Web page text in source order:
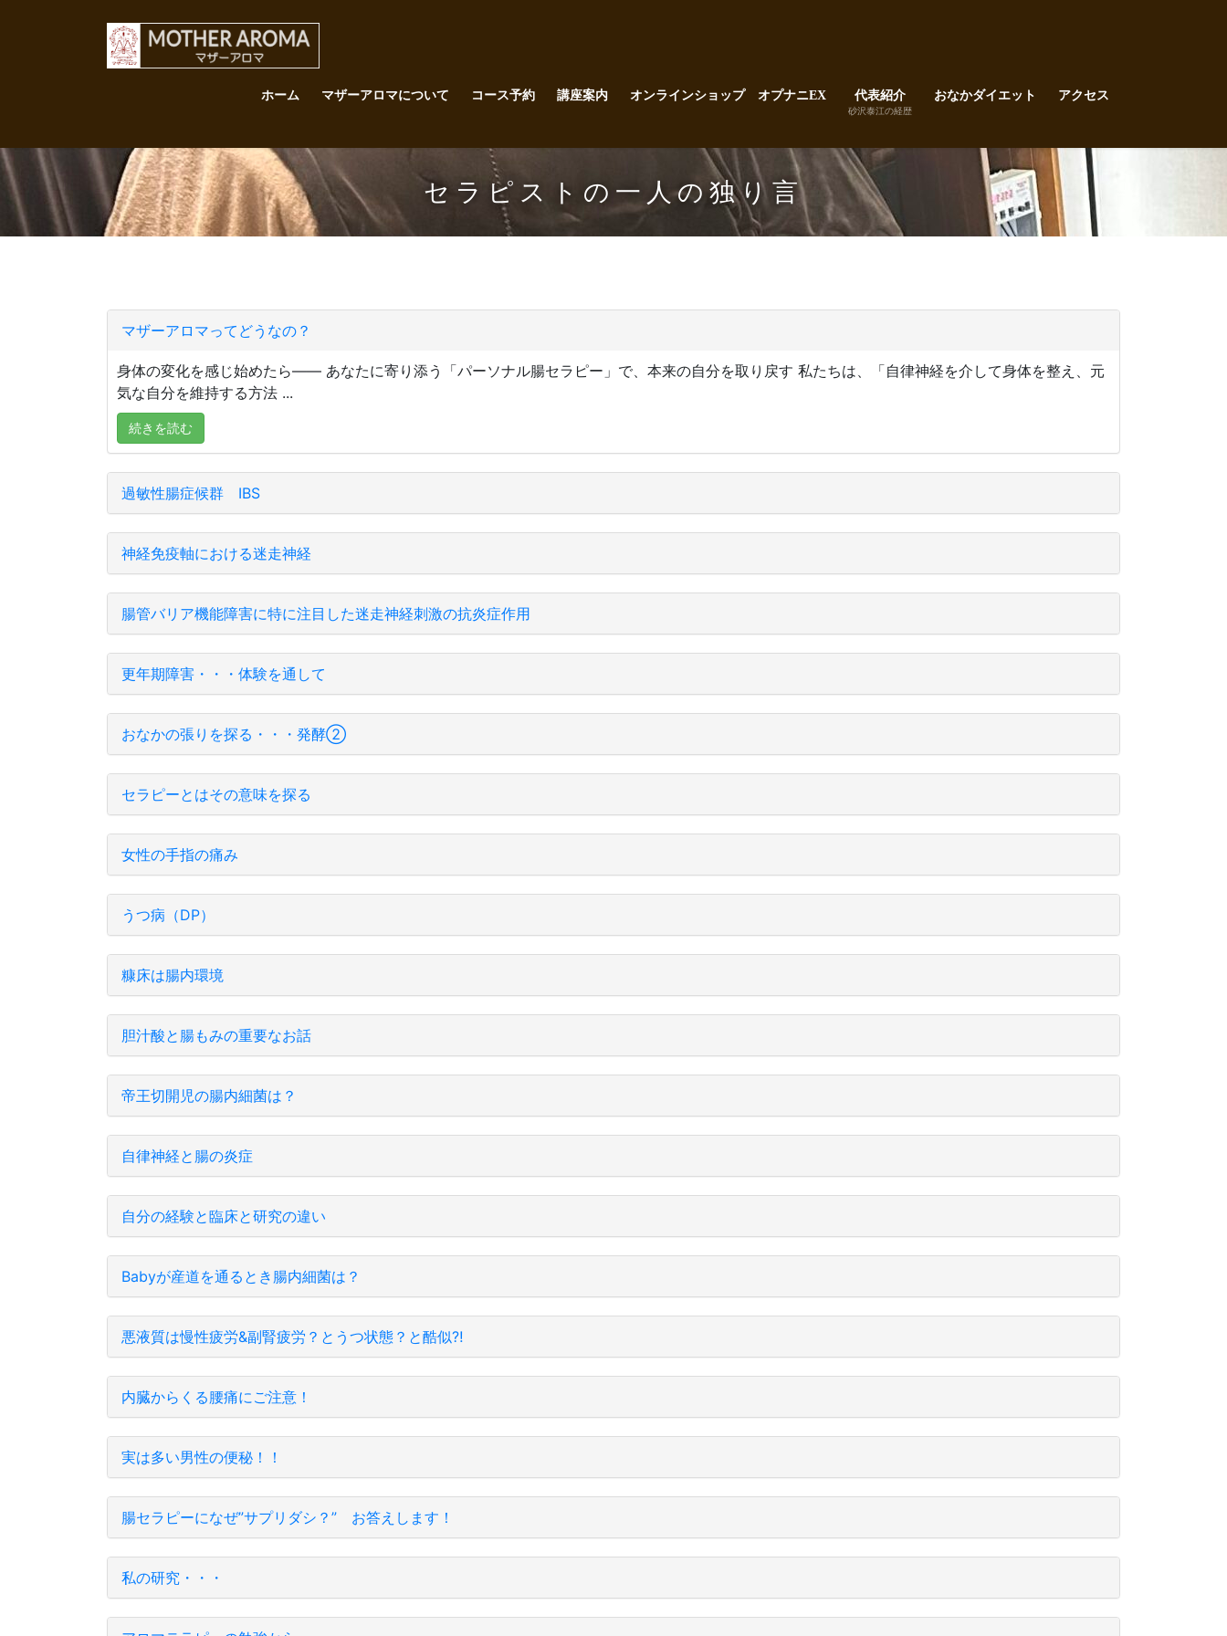
キ
ッ
に
移
ホーム マザーアロマについて コース予約 講座案内 オンラインショップ オプナニEX 代表紹介
砂沢泰江の経歴
おなかダイエット アクセス
セラピストの一人の独り言
マザーアロマってどうなの？
身体の変化を感じ始めたら―― あなたに寄り添う「パーソナル腸セラピー」で、本来の自分を取り戻す 私たちは、「自律神経を介して身体を整え、元
気な自分を維持する方法 ...
続きを読む
過敏性腸症候群 IBS
神経免疫軸における迷走神経
腸管バリア機能障害に特に注目した迷走神経刺激の抗炎症作用
更年期障害・・・体験を通して
おなかの張りを探る・・・発酵②
セラピーとはその意味を探る
女性の手指の痛み
うつ病（DP）
糠床は腸内環境
胆汁酸と腸もみの重要なお話
帝王切開児の腸内細菌は？
自律神経と腸の炎症
自分の経験と臨床と研究の違い
Babyが産道を通るとき腸内細菌は？
悪液質は慢性疲労&副腎疲労？とうつ状態？と酷似⁈
内臓からくる腰痛にご注意！
実は多い男性の便秘！！
腸セラピーになぜ”サプリダシ？” お答えします！
私の研究・・・